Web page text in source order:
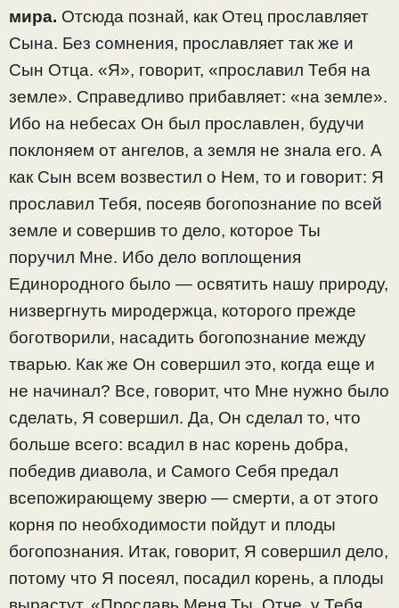
мира. Отсюда познай, как Отец прославляет
Сына. Без сомнения, прославляет так же и
Сын Отца. «Я», говорит, «прославил Тебя на
земле». Справедливо прибавляет: «на земле».
Ибо на небесах Он был прославлен, будучи
поклоняем от ангелов, а земля не знала его. А
как Сын всем возвестил о Нем, то и говорит: Я
прославил Тебя, посеяв богопознание по всей
земле и совершив то дело, которое Ты
поручил Мне. Ибо дело воплощения
Единородного было — освятить нашу природу,
низвергнуть миродержца, которого прежде
боготворили, насадить богопознание между
тварью. Как же Он совершил это, когда еще и
не начинал? Все, говорит, что Мне нужно было
сделать, Я совершил. Да, Он сделал то, что
больше всего: всадил в нас корень добра,
победив диавола, и Самого Себя предал
всепожирающему зверю — смерти, а от этого
корня по необходимости пойдут и плоды
богопознания. Итак, говорит, Я совершил дело,
потому что Я посеял, посадил корень, а плоды